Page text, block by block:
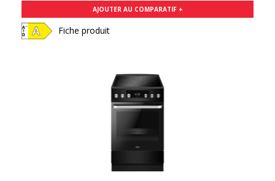
AJOUTER AU COMPARATIF +
Fiche produit